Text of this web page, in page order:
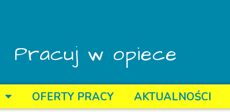
Pracuj w opiece
OFERTY PRACY AKTUALNOŚCI